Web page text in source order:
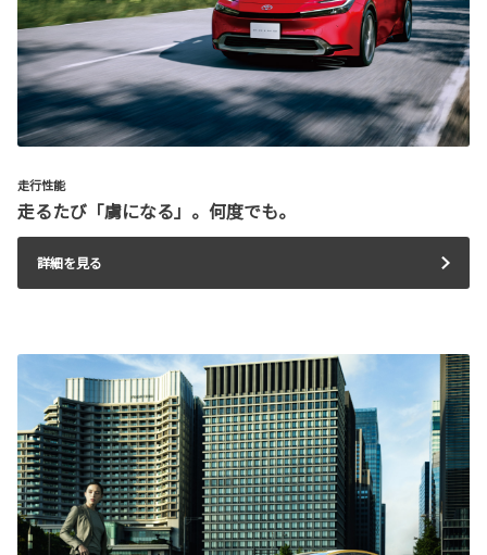
走行性能
走るたび「虜になる」。何度でも。
詳細を見る